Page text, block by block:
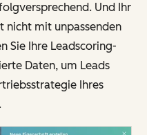
Und Ihr
nicht mit unpassenden
Sie Ihre Leadscoring-
Daten, um Leads
Ihres